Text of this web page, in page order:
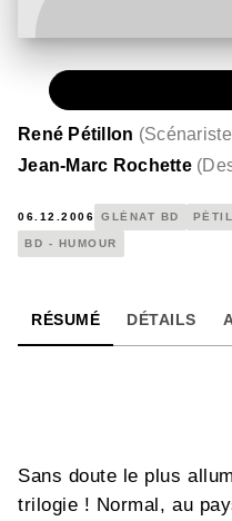
René Pétillon (Scénariste
Jean-Marc Rochette (
06.12.2006 GLÉNAT BD
BD - HUMOUR
RÉSUMÉ DÉTAILS
Sans doute le plus
trilogie ! Normal, au